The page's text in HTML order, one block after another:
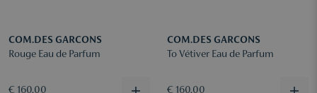
COM.DES GARCONS
Rouge Eau de Parfum
€ 160,00
COM.DES GARCONS
To Vétiver Eau de Parfum
€ 160,00